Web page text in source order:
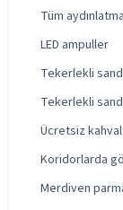
Tüm
LED ampuller
Tekerlekli
Tekerlekli
Ücretsiz
Koridorlarda
Merdiven